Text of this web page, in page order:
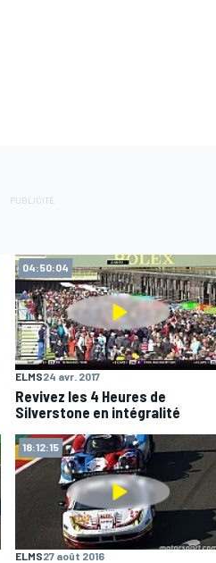
04:50:04
ELMS24 avr. 2017
Revivez les 4 Heures de
Silverstone en intégralité
18:12:15
ELMS27 août 2016